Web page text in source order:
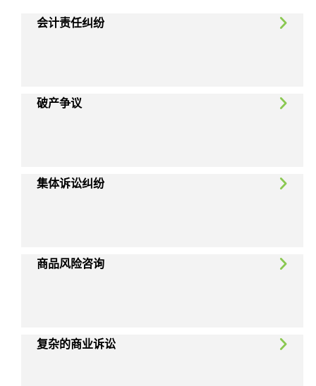
会计责任纠纷
破产争议
集体诉讼纠纷
商品风险咨询
复杂的商业诉讼